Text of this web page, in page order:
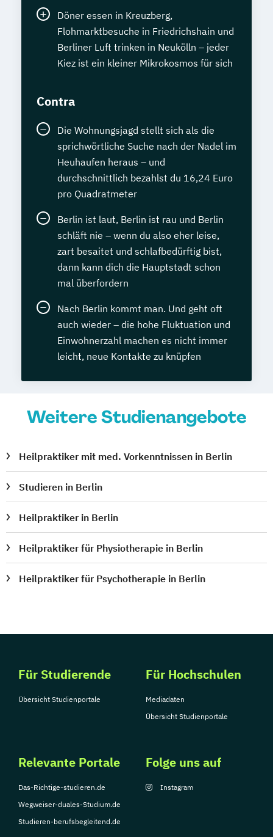
Döner essen in Kreuzberg,
Flohmarktbesuche in Friedrichshain und
Berliner Luft trinken in Neukölln – jeder
Kiez ist ein kleiner Mikrokosmos für sich
Contra
Die Wohnungsjagd stellt sich als die
sprichwörtliche Suche nach der Nadel im
Heuhaufen heraus – und
durchschnittlich bezahlst du 16,24 Euro
pro Quadratmeter
Berlin ist laut, Berlin ist rau und Berlin
schläft nie – wenn du also eher leise,
zart besaitet und schlafbedürftig bist,
dann kann dich die Hauptstadt schon
mal überfordern
Nach Berlin kommt man. Und geht oft
auch wieder – die hohe Fluktuation und
Einwohnerzahl machen es nicht immer
leicht, neue Kontakte zu knüpfen
Weitere Studienangebote
Heilpraktiker mit med. Vorkenntnissen in Berlin
Studieren in Berlin
Heilpraktiker in Berlin
Heilpraktiker für Physiotherapie in Berlin
Heilpraktiker für Psychotherapie in Berlin
Für Studierende
Übersicht Studienportale
Für Hochschulen
Mediadaten
Übersicht Studienportale
Relevante Portale
Das-Richtige-studieren.de
Wegweiser-duales-Studium.de
Studieren-berufsbegleitend.de
Folge uns auf
Instagram